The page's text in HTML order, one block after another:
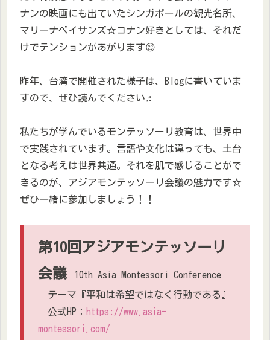
ナンの映画にも出ていたシンガポールの観光名所、
マリーナベイサンズ☆コナン好きとしては、それだ
けでテンションがあがります😊
昨年、台湾で開催された様子は、Blogに書いていま
すので、ぜひ読んでください♬
私たちが学んでいるモンテッソーリ教育は、世界中
で実践されています。言語や文化は違っても、土台
となる考えは世界共通。それを肌で感じることがで
きるのが、アジアモンテッソーリ会議の魅力です☆
ぜひ一緒に参加しましょう！！
第10回アジアモンテッソーリ
会議
10th Asia Montessori Conference
テーマ『平和は希望ではなく行動である』
公式HP： https://www.asia-
montessori.com/